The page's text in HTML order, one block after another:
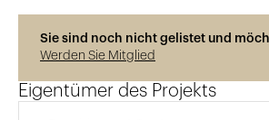
Sie sind noch nicht gelistet und
Werden Sie Mitglied
Eigentümer des Projekts